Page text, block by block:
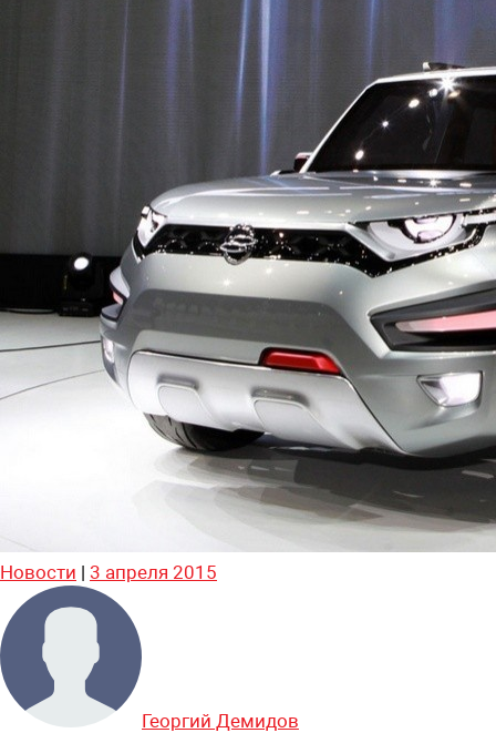
Новости | 3 апреля 2015
Георгий Демидов